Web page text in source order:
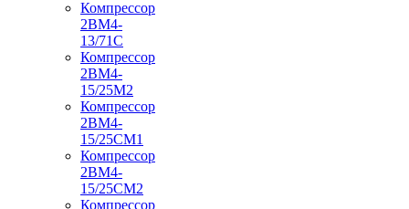
Компрессор
2ВМ4-
13/71С
Компрессор
2ВМ4-
15/25М2
Компрессор
2ВМ4-
15/25СМ1
Компрессор
2ВМ4-
15/25СМ2
Компрессор